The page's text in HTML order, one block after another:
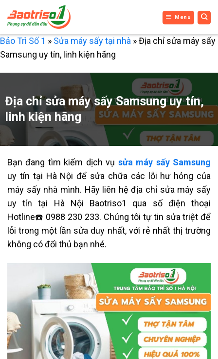
qua
nội
dung
Menu
Bảo Trì Số 1 » Sửa máy sấy tại nhà »Địa chỉ sửa máy sấy
Samsung uy tín, linh kiện hãng
Địa chỉ sửa máy sấy Samsung uy tín,
linh kiện hãng
Bạn đang tìm kiếm dịch vụ sửa máy sấy Samsung
uy tín tại Hà Nội để sửa chữa các lỗi hư hỏng của
máy sấy nhà mình. Hãy liên hệ địa chỉ sửa máy sấy
uy tín tại Hà Nội Baotriso1 qua số điện thoại
Hotline☎️ 0988 230 233. Chúng tôi tự tin sửa triệt để
lỗi trong một lần sửa duy nhất, với rẻ nhất thị trường
không có đối thủ bạn nhé.